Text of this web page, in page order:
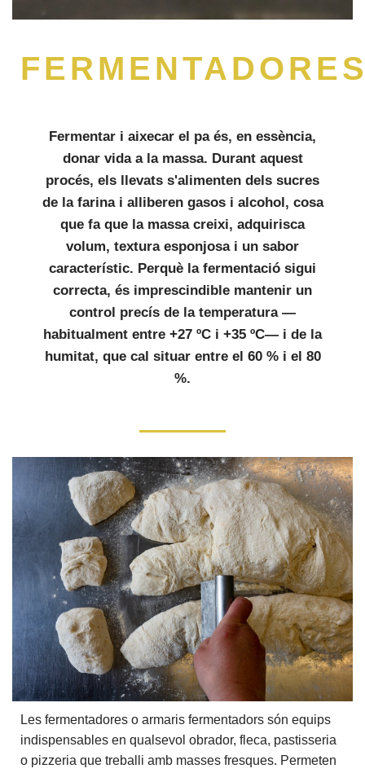
Fermentar i aixecar el pa és, en essència,
donar vida a la massa. Durant aquest
procés, els llevats s'alimenten dels sucres
de la farina i alliberen gasos i alcohol, cosa
que fa que la massa creixi, adquirisca
volum, textura esponjosa i un sabor
característic. Perquè la fermentació sigui
correcta, és imprescindible mantenir un
control precís de la temperatura —
habitualment entre +27 ºC i +35 ºC— i de la
humitat, que cal situar entre el 60 % i el 80
%.
Les fermentadores o armaris fermentadors són equips
indispensables en qualsevol obrador, fleca, pastisseria
o pizzeria que treballi amb masses fresques. Permeten